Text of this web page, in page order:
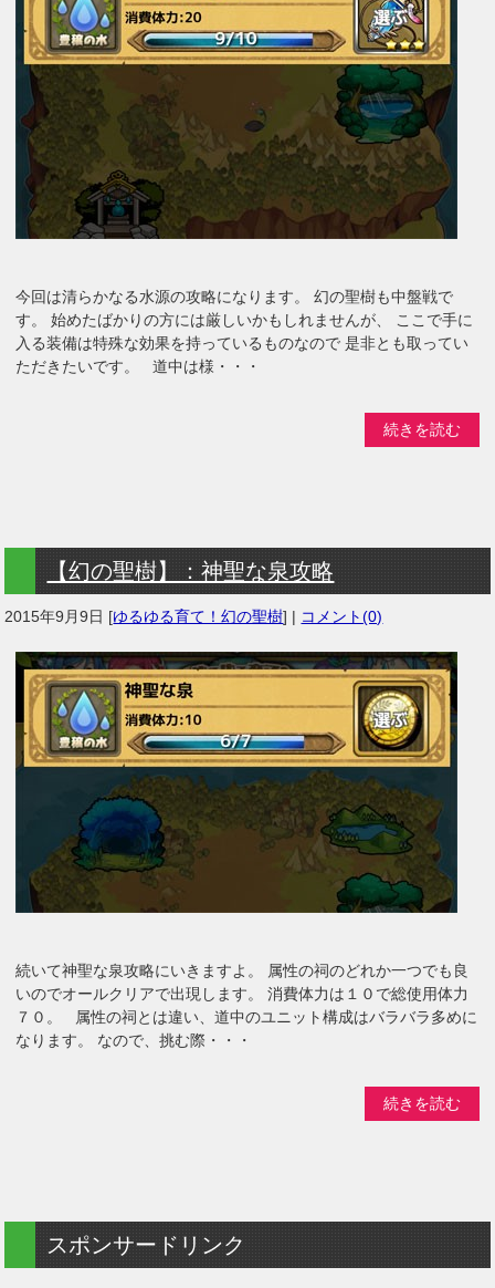
今回は清らかなる水源の攻略になります。 幻の聖樹も中盤戦で
す。 始めたばかりの方には厳しいかもしれませんが、 ここで手に
入る装備は特殊な効果を持っているものなので 是非とも取ってい
ただきたいです。 道中は様・・・
続きを読む
【幻の聖樹】：神聖な泉攻略
2015年9月9日 [ゆるゆる育て！幻の聖樹] | コメント(0)
続いて神聖な泉攻略にいきますよ。 属性の祠のどれか一つでも良
いのでオールクリアで出現します。 消費体力は１０で総使用体力
７０。 属性の祠とは違い、道中のユニット構成はバラバラ多めに
なります。 なので、挑む際・・・
続きを読む
スポンサードリンク